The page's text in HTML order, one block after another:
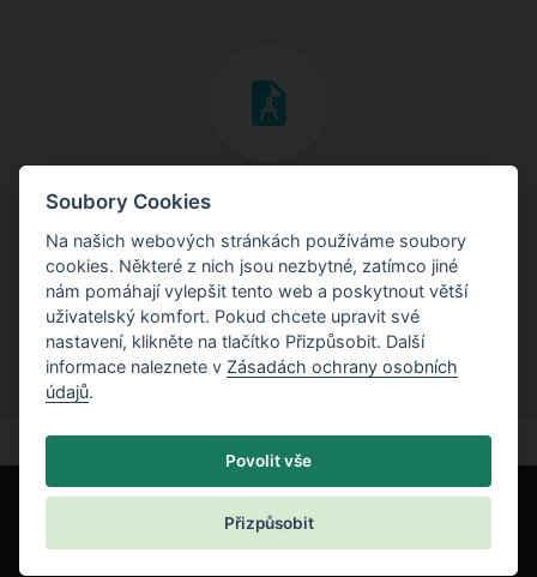
Inženýrské manuály
Stáhněte si manuály s teoretickými i praktickými ukázkami
použití programů.
Soubory Cookies
Na našich webových stránkách používáme soubory
cookies. Některé z nich jsou nezbytné, zatímco jiné
nám pomáhají vylepšit tento web a poskytnout větší
uživatelský komfort. Pokud chcete upravit své
nastavení, klikněte na tlačítko Přizpůsobit. Další
informace naleznete v Zásadách ochrany osobních
údajů.
Povolit vše
Přizpůsobit